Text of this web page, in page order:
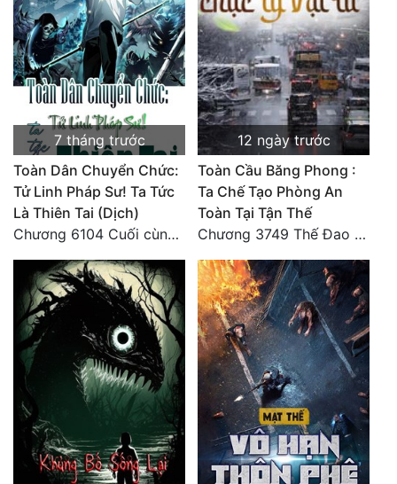
7 tháng trước
Toàn Dân Chuyển Chức:
Tử Linh Pháp Sư! Ta Tức
Là Thiên Tai (Dịch)
Chương 6104 Cuối cùng (HẾT)
12 ngày trước
Toàn Cầu Băng Phong :
Ta Chế Tạo Phòng An
Toàn Tại Tận Thế
Chương 3749 Thế Đao xuất kích